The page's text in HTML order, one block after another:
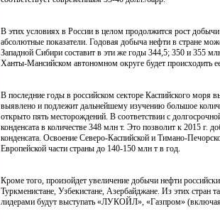
В этих условиях в России в целом продолжится рост
абсолютные показатели. Годовая добыча нефти в стране
Западной Сибири составит в эти же годы 344,5; 350 и 355
Ханты-Мансийском автономном округе будет происходить
В последние годы в российском секторе Каспийского моря
выявлено и подлежит дальнейшему изучению большое
открыто пять месторождений. В соответствии с
конденсата в количестве 348 млн т. Это позволит к 2015 г.
конденсата. Освоение Северо-Каспийской и Тимано-
Европейской части страны до 140-150 млн т в год.
Кроме того, произойдет увеличение добычи нефти
Туркменистане, Узбекистане, Азербайджане. Из этих
лидерами будут выступать «ЛУКОЙЛ», «Газпром»